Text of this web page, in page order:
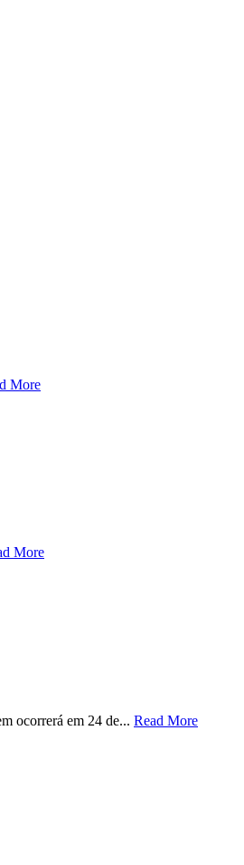
More
More
ocorrerá em 24 de... Read More